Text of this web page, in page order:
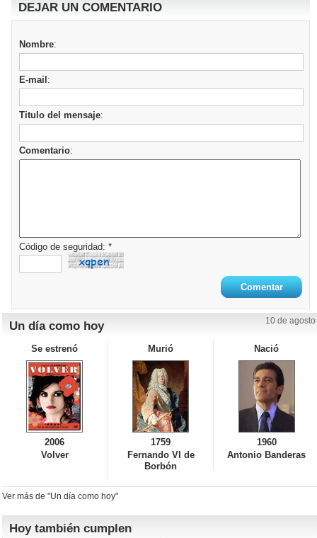
DEJAR UN COMENTARIO
Nombre:
E-mail :
Titulo del mensaje:
Comentario:
Código de seguridad: *
Un día como hoy 10 de agosto
Se estrenó
2006
Volver
Murió
1759
Fernando VI de
Borbón
Nació
1960
Antonio Banderas
Ver más de "Un día como hoy"
Hoy también cumplen